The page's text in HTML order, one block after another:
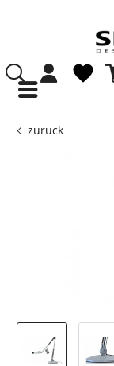
zurück